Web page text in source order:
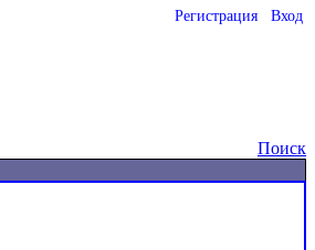
Регистрация Вход
Поиск